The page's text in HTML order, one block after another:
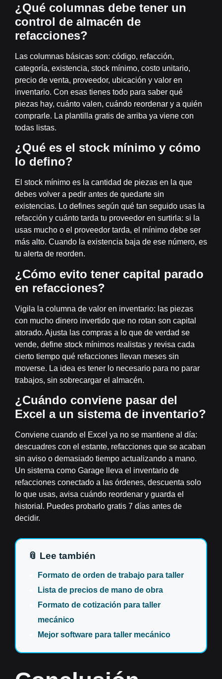
¿Qué columnas debe tener un
control de almacén de
refacciones?
Las columnas básicas son: código, refacción,
categoría, existencia, stock mínimo, costo unitario,
precio de venta, proveedor, ubicación y valor en
inventario. Con esas tienes todo para saber qué
piezas hay, cuánto valen, cuándo reordenar y a quién
comprarle. La plantilla gratis de arriba ya viene con
todas listas.
¿Qué es el stock mínimo y cómo
lo defino?
El stock mínimo es la cantidad de piezas en la que
debes volver a pedir antes de quedarte sin
existencias. Lo defines según qué tan seguido usas la
refacción y cuánto tarda tu proveedor en surtirla: si la
usas mucho o el proveedor tarda, el mínimo debe ser
más alto. Cuando la existencia baja de ese número, es
tu alerta de reorden.
¿Cómo evito tener capital parado
en refacciones?
Vigila la columna de valor en inventario: las piezas
con mucho dinero invertido que no rotan son capital
atorado. Ajusta las compras a lo que de verdad se
vende, define stock mínimos realistas y revisa cada
cierto tiempo qué refacciones llevan meses sin
moverse. La idea es tener lo necesario para no parar
trabajos, sin sobrecargar el almacén.
¿Cuándo conviene pasar del
Excel a un sistema de inventario?
Conviene cuando el Excel ya no se mantiene al día:
descuadres con el estante, refacciones que se acaban
sin aviso o demasiado tiempo actualizando a mano.
Un sistema como Garage lleva el inventario de
refacciones conectado a las órdenes, descuenta solo
lo que usas, avisa cuándo reordenar y guarda el
historial. Puedes probarlo gratis 7 días antes de
decidir.
📎 Lee también
Formato de orden de trabajo para taller
Lista de precios de mano de obra
Formato de cotización para taller
mecánico
Mejor software para taller mecánico